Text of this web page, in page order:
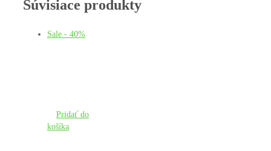
Súvisiace produkty
Sale - 40%
Pridať do
košíka